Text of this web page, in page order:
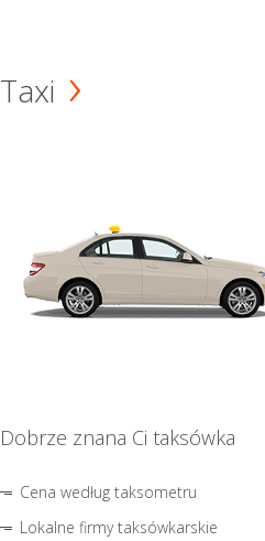
Taxi
Dobrze znana Ci taksówka
Cena według taksometru
Lokalne firmy taksówkarskie